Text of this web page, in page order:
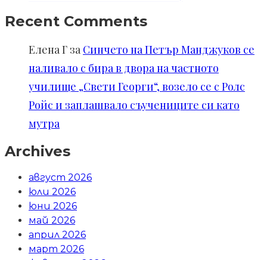
Recent Comments
Елена Г за Синчето на Петър Манджуков се
наливало с бира в двора на частното
училище „Свети Георги“, возело се с Ролс
Ройс и заплашвало съучениците си като
мутра
Archives
август 2026
юли 2026
юни 2026
май 2026
април 2026
март 2026